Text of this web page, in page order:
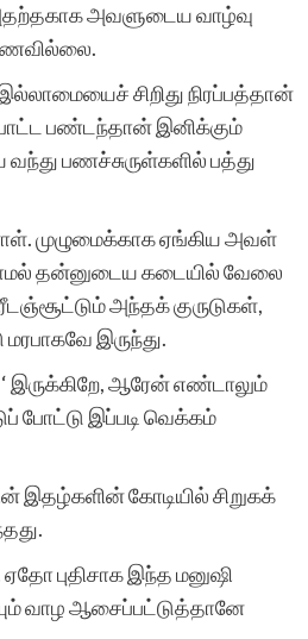
அவளுடைய வாழ்வு
சிறிது நிரப்பத்தான்
பண்டந்தான் இனிக்கும்
பணச்சுருள்களில் பத்து
முழுமைக்காக ஏங்கிய அவள்
தன்னுடைய கடையில் வேலை
அந்தக் குருடுகள்,
மரபாகவே இருந்து.
இருக்கிறே, ஆரேன் எண்டாலும்
போட்டு இப்படி வெக்கம்
இதழ்களின் கோடியில் சிறுகக்
புதிசாக இந்த மனுஷி
வாழ ஆசைப்பட்டுத்தானே